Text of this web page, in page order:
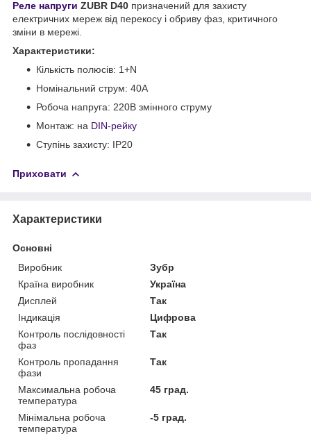
Реле напруги ZUBR D40 призначений для захисту
електричних мереж від перекосу і обриву фаз, критичного
зміни в мережі.
Характеристики:
Кількість полюсів: 1+N
Номінальний струм: 40А
Робоча напруга: 220В змінного струму
Монтаж: на DIN-рейку
Ступінь захисту: IP20
Приховати
Характеристики
Основні
Виробник
Зубр
Країна виробник
Україна
Дисплей
Так
Індикація
Цифрова
Контроль послідовності
фаз
Так
Контроль пропадання
фази
Так
Максимальна робоча
температура
45 град.
Мінімальна робоча
температура
-5 град.